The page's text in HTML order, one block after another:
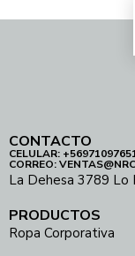
CONTACTO
CELULAR:
CORREO:
La Dehesa 3789 Lo
PRODUCTOS
Ropa Corporativa